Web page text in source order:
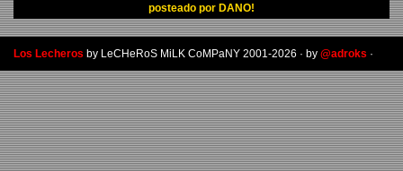
posteado por DANO!
Los Lecheros by LeCHeRoS MiLK CoMPaNY 2001-2026 · by @adroks ·